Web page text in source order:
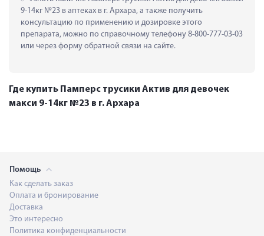
9-14кг №23 в аптеках в г. Архара, а также получить
консультацию по применению и дозировке этого
препарата, можно по справочному телефону 8-800-777-03-03
или через форму обратной связи на сайте.
Где купить Памперс трусики Актив для девочек
макси 9-14кг №23 в г. Архара
Помощь
Как сделать заказ
Оплата и бронирование
Доставка
Это интересно
Политика конфиденциальности